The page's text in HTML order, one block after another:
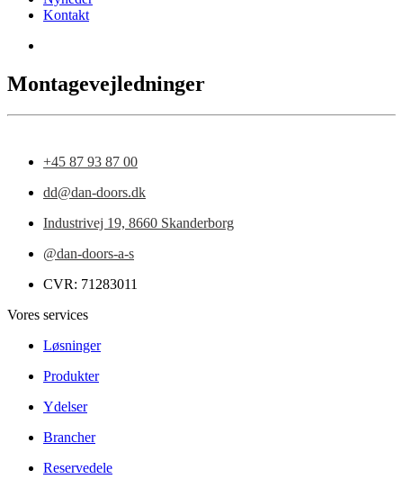
Kontakt
Montagevejledninger
+45 87 93 87 00
dd@dan-doors.dk
Industrivej 19, 8660 Skanderborg
@dan-doors-a-s
CVR: 71283011
Vores services
Løsninger
Produkter
Ydelser
Brancher
Reservedele